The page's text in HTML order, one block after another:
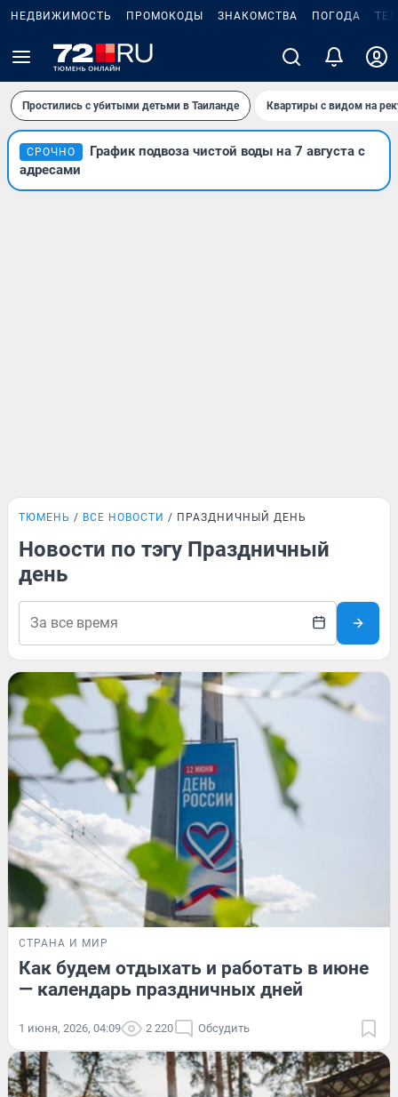
НЕДВИЖИМОСТЬ ПРОМОКОДЫ ЗНАКОМСТВА ПОГОДА
Простились с убитыми детьми в Таиланде Квартиры с видом на
СРОЧНО
График подвоза чистой воды на 7 августа с
адресами
ТЮМЕНЬ ВСЕ НОВОСТИ ПРАЗДНИЧНЫЙ ДЕНЬ
Новости по тэгу Праздничный
день
СТРАНА И МИР
Как будем отдыхать и работать в июне
— календарь праздничных дней
1 июня, 2026, 04:09 2 220 Обсудить